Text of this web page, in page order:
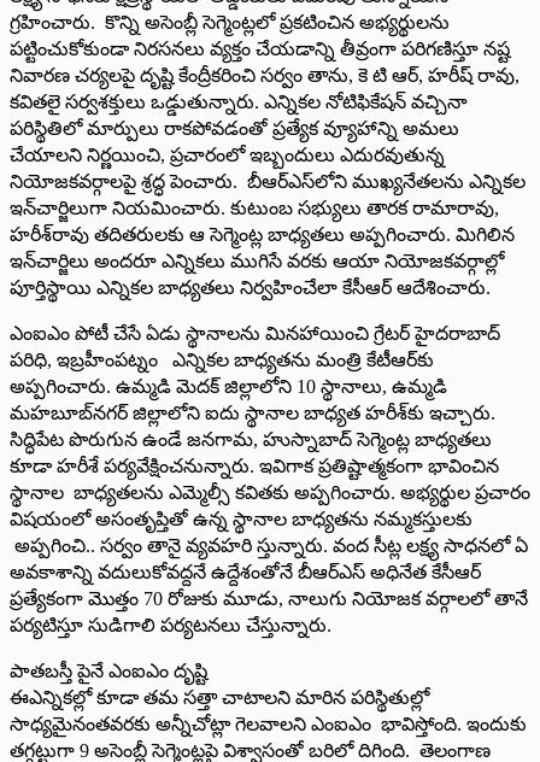
గ్రహించారు. కొన్ని అసెంబ్లీ సెగ్మెంట్లలో ప్రకటించిన అభ్యర్థులను
పట్టించుకోకుండా నిరసనలు వ్యక్తం చేయడాన్ని తీవ్రంగా పరిగణిస్తూ నష్ట
నివారణ చర్యలపై దృష్టి కేంద్రీకరించి సర్వం తాను, కె టి ఆర్‌, హరీష్‌ రావు,
కవితలై సర్వశక్తులు ఒడ్డుతున్నారు. ఎన్నికల నోటిఫికేషన్‌ వచ్చినా
పరిస్థితిలో మార్పులు రాకపోవడంతో ప్రత్యేక వ్యూహాన్ని అమలు
చేయాలని నిర్ణయించి, ప్రచారంలో ఇబ్బందులు ఎదురవుతున్న
నియోజకవర్గాలపై శ్రద్ధ పెంచారు. బీఆర్‌ఎస్‌లోని ముఖ్యనేతలను ఎన్నికల
ఇన్‌చార్జిలుగా నియమించారు. కుటుంబ సభ్యులు తారక రామారావు,
హరీశ్‌రావు తదితరులకు ఆ సెగ్మెంట్ల బాధ్యతలు అప్పగించారు. మిగిలిన
ఇన్‌చార్జిలు అందరూ ఎన్నికలు ముగిసే వరకు ఆయా నియోజకవర్గాల్లో
పూర్తిస్థాయి ఎన్నికల బాధ్యతలు నిర్వహించేలా కేసీఆర్‌ ఆదేశించారు.
ఎంఐఎం పోటీ చేసే ఏడు స్థానాలను మినహాయించి గ్రేటర్‌ హైదరాబాద్‌
పరిధి, ఇబ్రహీంపట్నం ఎన్నికల బాధ్యతను మంత్రి కేటీఆర్‌కు
అప్పగించారు. ఉమ్మడి మెదక్‌ జిల్లాలోని 10 స్థానాలు, ఉమ్మడి
మహబూబ్‌నగర్‌ జిల్లాలోని ఐదు స్థానాల బాధ్యత హరీశ్‌కు ఇచ్చారు.
సిద్ధిపేట పొరుగున ఉండే జనగామ, హుస్నాబాద్‌ సెగ్మెంట్ల బాధ్యతలు
కూడా హరీశే పర్యవేక్షించనున్నారు. ఇవిగాక ప్రతిష్టాత్మకంగా భావించిన
స్థానాల బాధ్యతలను ఎమ్మెల్సీ కవితకు అప్పగించారు. అభ్యర్థుల ప్రచారం
విషయంలో అసంతృప్తితో ఉన్న స్థానాల బాధ్యతను నమ్మకస్తులకు
అప్పగించి.. సర్వం తానై వ్యవహరి స్తున్నారు. వంద సీట్ల లక్ష్య సాధనలో ఏ
అవకాశాన్ని వదులుకోవద్దనే ఉద్దేశంతోనే బీఆర్‌ఎస్‌ అధినేత కేసీఆర్‌
ప్రత్యేకంగా మొత్తం 70 రోజుకు మూడు, నాలుగు నియోజక వర్గాలలో తానే
పర్యటిస్తూ సుడిగాలి పర్యటనలు చేస్తున్నారు.
పాతబస్తీ పైనే ఎంఐఎం దృష్టి
ఈఎన్నికల్లో కూడా తమ సత్తా చాటాలని మారిన పరిస్థితుల్లో
సాధ్యమైనంతవరకు అన్నీచోట్లా గెలవాలని ఎంఐఎం భావిస్తోంది. ఇందుకు
తగ్గట్టుగా 9 అసెంబ్లీ సెగ్మెంట్లపై విశ్వాసంతో బరిలో దిగింది. తెలంగాణ